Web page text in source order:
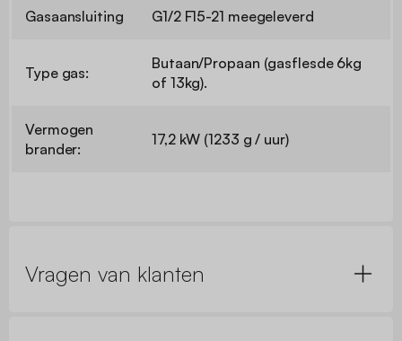
Gasaansluiting G1/2 F15-21 meegeleverd
Type gas:
Butaan/Propaan (gasflesde 6kg
of 13kg).
Vermogen
brander:
17,2 kW (1233 g / uur)
Vragen van klanten